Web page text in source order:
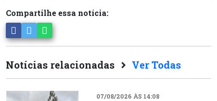
Compartilhe essa notícia:
Notícias relacionadas Ver Todas
07/08/2026 ÀS 14:08